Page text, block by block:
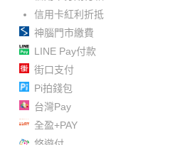
信用卡紅利折抵
神腦門市繳費
LINE Pay付款
街口支付
Pi拍錢包
台灣Pay
全盈+PAY